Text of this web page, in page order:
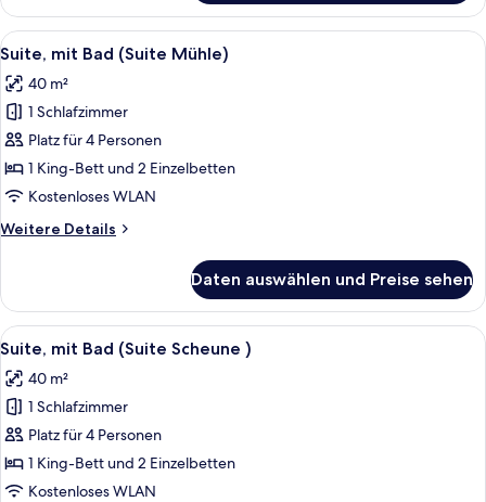
mit
Bad
Alle
Fotos
für
Suite,
mit
Bad
(Suite
anzeigen
Ein modernes Wohnzimmer mit
13
Suite, mit Bad (Suite Mühle)
40 m²
1 Schlafzimmer
Platz für 4 Personen
1 King-Bett und 2 Einzelbetten
Kostenloses WLAN
Weitere Details
Weitere
mit
Bad
(Suite
Daten auswählen und Preise sehen
Alle
Fotos
für
Suite,
mit
Bad
(Suite
Ein gemütliches Wohnzimmer mit
16
Suite, mit Bad (Suite Scheune )
40 m²
1 Schlafzimmer
Platz für 4 Personen
1 King-Bett und 2 Einzelbetten
Kostenloses WLAN